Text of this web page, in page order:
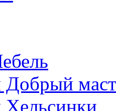
Добрый
Хельсинки